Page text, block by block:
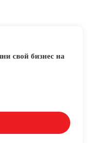
свой бизнес на